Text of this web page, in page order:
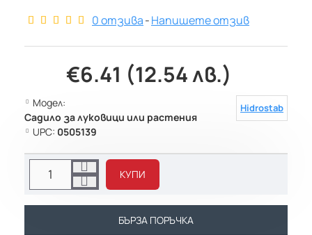
0 отзива-Напишете отзив
€6.41 (12.54 лв.)
Модел:
Садило за луковици или растения
UPC: 0505139
Hidrostab
КУПИ
БЪРЗА ПОРЪЧКА